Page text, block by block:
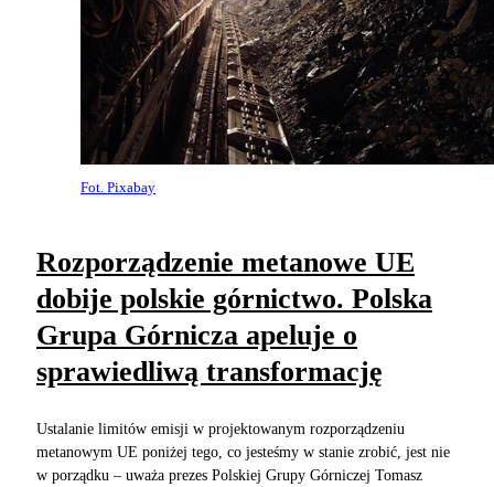
Fot. Pixabay
Rozporządzenie metanowe UE
dobije polskie górnictwo. Polska
Grupa Górnicza apeluje o
sprawiedliwą transformację
Ustalanie limitów emisji w projektowanym rozporządzeniu
metanowym UE poniżej tego, co jesteśmy w stanie zrobić, jest nie
w porządku – uważa prezes Polskiej Grupy Górniczej Tomasz